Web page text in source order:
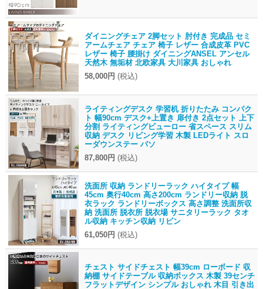
ダイニングチェア 2脚セット 肘付き 完成品 セミ
アームチェア チェア 椅子 レザー 合成皮革 PVC
レザー 椅子 腰掛け ダイニングANSEL アンセル
天然木 無垢材 北欧家具 大川家具 おしゃれ
58,000円 (税込)
ライティングデスク 学習机 折りたたみ コンパク
ト 幅90cm デスク+上置き 扉付き 2点セット 上下
分割 ライティングビューロー 省スペース スリム
収納 デスク リビング学習 木製 LEDライト スロ
ーダウンステー パソ
87,800円 (税込)
洗面所 収納 ランドリーラック ハイタイプ 幅
45cm 奥行40cm 高さ200cm ランドリー収納 脱
衣ラック ランドリーボックス 高さ調整 洗面所収
納 洗面所 脱衣所 脱衣場 サニタリーラック タオ
ル収納 キッチン収納 リビン
61,050円 (税込)
チェスト サイドチェスト 幅39cm ローボード 収
納棚 サイドテーブル 収納ボックス 木製 39センチ
フラットデザイン シンプル おしゃれ 木目 引き出